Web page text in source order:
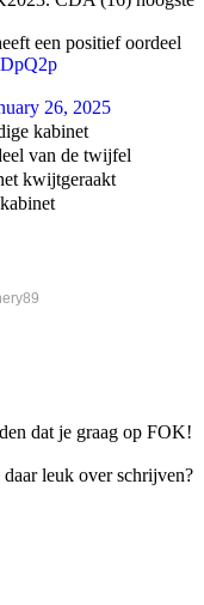
een positief oordeel
26, 2025
kabinet
van de twijfel
kwijtgeraakt
dat je graag op FOK!
leuk over schrijven?